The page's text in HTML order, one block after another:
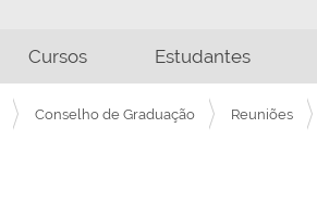
Cursos Estudantes
Conselho de Graduação Reuniões